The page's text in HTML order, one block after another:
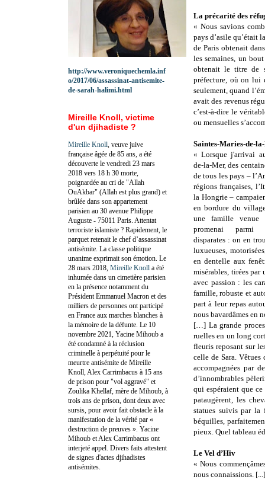
La précarité des
« Nous savions
pays d’asile qu’était
de Paris obtenait
les semaines, un
obtenait le titre de
préfecture, où on lui
seulement, quand
avait des revenus
c’est-à-dire le
ou mensuelles
Saintes-Maries-de-
« Lorsque j'arrivai
de-la-Mer, des
de tous les pays –
régions françaises,
la Hongrie –
en bordure du
une famille venue
promenai parmi
disparates : on en
luxueuses,
en dentelle aux
misérables, tirées
avec passion : les
famille, robuste et
part à leur repas
nous bavardâmes en
[…] La grande
ruelles en un long
fleuris reposant sur
celle de Sara.
accompagnées par
d’innombrables
qui espéraient que
pataugèrent, les
statues suivis par la
béquilles,
pieux. Quel tableau
Le Vel d’Hiv
« Nous
nous connaissions.
http://www.veroniquechemla.inf
o/2017/06/assassinat-antisemite-
de-sarah-halimi.html
Mireille Knoll, victime
d'un djihadiste ?
Mireille Knoll , veuve juive
française âgée de 85 ans, a été
découverte le vendredi 23 mars
2018 vers 18 h 30 morte,
poignardée au cri de "Allah
OuAkbar" (Allah est plus grand) et
brûlée dans son appartement
parisien au 30 avenue Philippe
Auguste - 75011 Paris. Attentat
terroriste islamiste ? Rapidement, le
parquet retenait le chef d’assassinat
antisémite. La classe politique
unanime exprimait son émotion. Le
28 mars 2018, Mireille Knoll a été
inhumée dans un cimetière parisien
en la présence notamment du
Président Emmanuel Macron et des
milliers de personnes ont participé
en France aux marches blanches à
la mémoire de la défunte. Le 10
novembre 2021, Yacine Mihoub a
été condamné à la réclusion
criminelle à perpétuité pour le
meurtre antisémite de Mireille
Knoll, Alex Carrimbacus à 15 ans
de prison pour "vol aggravé" et
Zoulika Khellaf, mère de Mihoub, à
trois ans de prison, dont deux avec
sursis, pour avoir fait obstacle à la
manifestation de la vérité par «
destruction de preuves ». Yacine
Mihoub et Alex Carrimbacus ont
interjeté appel. Divers faits attestent
de signes d'actes djihadistes
antisémites.